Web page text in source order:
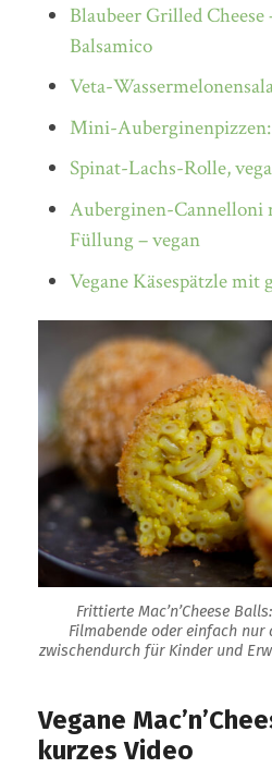
Blaubeer Grilled
Balsamico
Veta-
Mini-
Spinat-Lachs-Rolle,
Auberginen-Cannelloni
Füllung – vegan
Vegane Käsespätzle mit
Frittierte Mac’n’Cheese
Filmabende oder einfach
zwischendurch für Kinder und
Vegane
kurzes Video